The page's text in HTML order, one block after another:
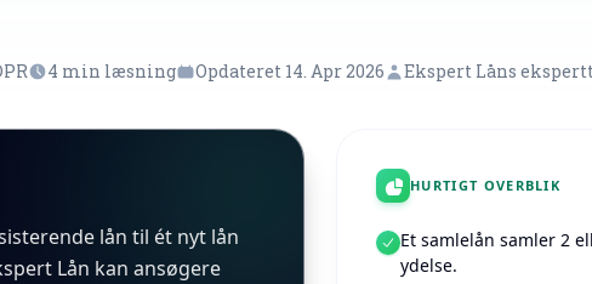
4 min læsning Opdateret 14. Apr 2026 Ekspert Låns
lån til ét nyt lån
Lån kan ansøgere
HURTIGT OVERBLIK
Et samlelån samler 2
ydelse.